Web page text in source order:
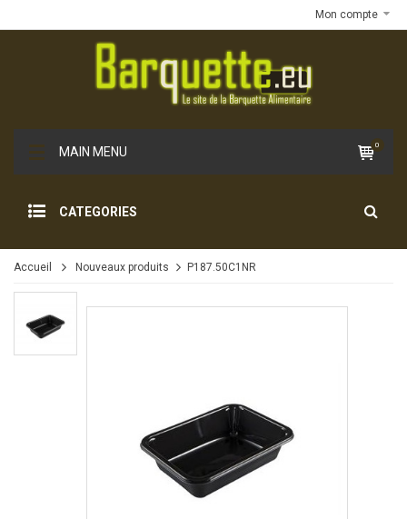
Mon compte
MAIN MENU 0
CATEGORIES
Accueil Nouveaux produits P187.50C1NR